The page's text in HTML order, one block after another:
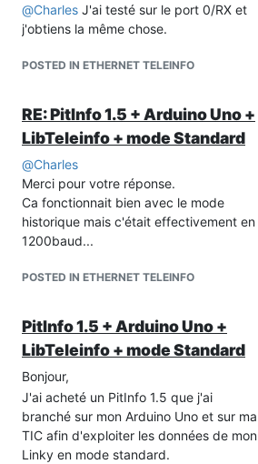
@Charles J'ai testé sur le port 0/RX et
j'obtiens la même chose.
POSTED IN ETHERNET TELEINFO
RE: PitInfo 1.5 + Arduino Uno +
LibTeleinfo + mode Standard
@Charles
Merci pour votre réponse.
Ca fonctionnait bien avec le mode
historique mais c'était effectivement en
1200baud...
POSTED IN ETHERNET TELEINFO
PitInfo 1.5 + Arduino Uno +
LibTeleinfo + mode Standard
Bonjour,
J'ai acheté un PitInfo 1.5 que j'ai
branché sur mon Arduino Uno et sur ma
TIC afin d'exploiter les données de mon
Linky en mode standard.